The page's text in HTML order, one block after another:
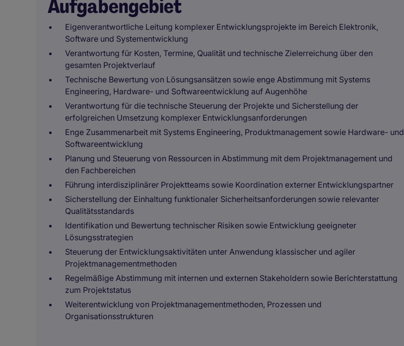
Aufgabengebiet
Eigenverantwortliche Leitung komplexer Entwicklungsprojekte im Bereich Elektronik,
Software und Systementwicklung
Verantwortung für Kosten, Termine, Qualität und technische Zielerreichung über den
gesamten Projektverlauf
Technische Bewertung von Lösungsansätzen sowie enge Abstimmung mit Systems
Engineering, Hardware- und Softwareentwicklung auf Augenhöhe
Verantwortung für die technische Steuerung der Projekte und Sicherstellung der
erfolgreichen Umsetzung komplexer Entwicklungsanforderungen
Enge Zusammenarbeit mit Systems Engineering, Produktmanagement sowie Hardware- und
Softwareentwicklung
Planung und Steuerung von Ressourcen in Abstimmung mit dem Projektmanagement und
den Fachbereichen
Führung interdisziplinärer Projektteams sowie Koordination externer Entwicklungspartner
Sicherstellung der Einhaltung funktionaler Sicherheitsanforderungen sowie relevanter
Qualitätsstandards
Identifikation und Bewertung technischer Risiken sowie Entwicklung geeigneter
Lösungsstrategien
Steuerung der Entwicklungsaktivitäten unter Anwendung klassischer und agiler
Projektmanagementmethoden
Regelmäßige Abstimmung mit internen und externen Stakeholdern sowie Berichterstattung
zum Projektstatus
Weiterentwicklung von Projektmanagementmethoden, Prozessen und
Organisationsstrukturen